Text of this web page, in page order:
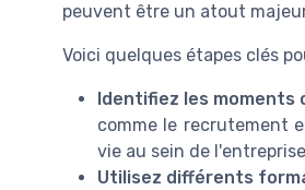
peuvent être un atout
Voici quelques étapes clés
Identifiez les moments
comme le recrutement
vie au sein de
Utilisez différents